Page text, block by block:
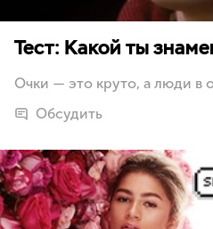
Тест: Какой ты
Очки — это круто, а люди в
Обсудить